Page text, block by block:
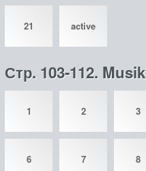
21 active
Стр. 103-112. Musik
1 2 3
6 7 8